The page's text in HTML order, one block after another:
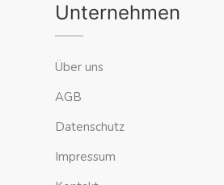
Unternehmen
Über uns
AGB
Datenschutz
Impressum